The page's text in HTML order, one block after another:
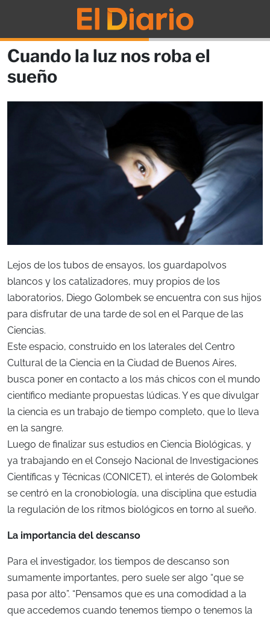
Cuando la luz nos roba el
sueño
Lejos de los tubos de ensayos, los guardapolvos
blancos y los catalizadores, muy propios de los
laboratorios, Diego Golombek se encuentra con sus hijos
para disfrutar de una tarde de sol en el Parque de las
Ciencias.
Este espacio, construido en los laterales del Centro
Cultural de la Ciencia en la Ciudad de Buenos Aires,
busca poner en contacto a los más chicos con el mundo
científico mediante propuestas lúdicas. Y es que divulgar
la ciencia es un trabajo de tiempo completo, que lo lleva
en la sangre.
Luego de finalizar sus estudios en Ciencia Biológicas, y
ya trabajando en el Consejo Nacional de Investigaciones
Científicas y Técnicas (CONICET), el interés de Golombek
se centró en la cronobiología, una disciplina que estudia
la regulación de los ritmos biológicos en torno al sueño.
La importancia del descanso
Para el investigador, los tiempos de descanso son
sumamente importantes, pero suele ser algo “que se
pasa por alto”. “Pensamos que es una comodidad a la
que accedemos cuando tenemos tiempo o tenemos la